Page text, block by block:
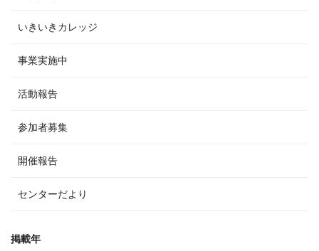
いきいきカレッジ
事業実施中
活動報告
参加者募集
開催報告
センターだより
掲載年